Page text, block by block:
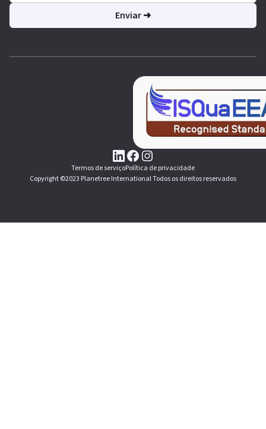
Termos de serviçoPolítica de privacidade
Copyright ©2023 Planetree International Todos os direitos reservados